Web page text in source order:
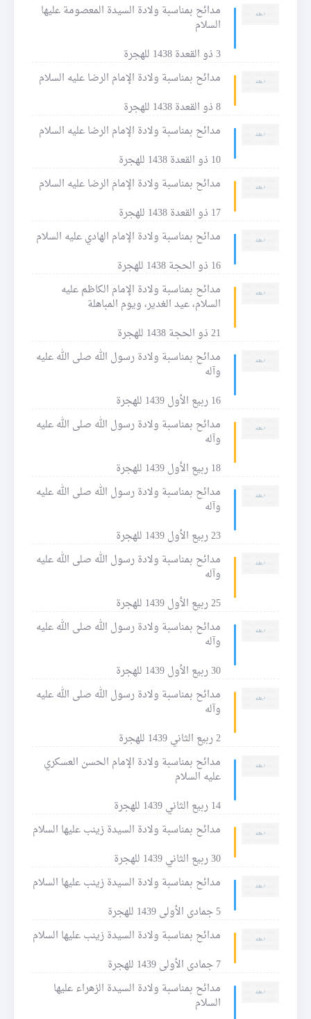
مدائح بمناسبة ولادة السيدة المعصومة عليها
السلام
3 ذو القعدة 1438 للهجرة
مدائح بمناسبة ولادة الإمام الرضا عليه السلام
8 ذو القعدة 1438 للهجرة
مدائح بمناسبة ولادة الإمام الرضا عليه السلام
10 ذو القعدة 1438 للهجرة
مدائح بمناسبة ولادة الإمام الرضا عليه السلام
17 ذو القعدة 1438 للهجرة
مدائح بمناسبة ولادة الإمام الهادي عليه السلام
16 ذو الحجة 1438 للهجرة
مدائح بمناسبة ولادة الإمام الكاظم عليه
السلام، عيد الغدير، ويوم المباهلة
21 ذو الحجة 1438 للهجرة
مدائح بمناسبة ولادة رسول الله صلى الله عليه
وآله
16 ربيع الأول 1439 للهجرة
مدائح بمناسبة ولادة رسول الله صلى الله عليه
وآله
18 ربيع الأول 1439 للهجرة
مدائح بمناسبة ولادة رسول الله صلى الله عليه
وآله
23 ربيع الأول 1439 للهجرة
مدائح بمناسبة ولادة رسول الله صلى الله عليه
وآله
25 ربيع الأول 1439 للهجرة
مدائح بمناسبة ولادة رسول الله صلى الله عليه
وآله
30 ربيع الأول 1439 للهجرة
مدائح بمناسبة ولادة رسول الله صلى الله عليه
وآله
2 ربيع الثاني 1439 للهجرة
مدائح بمناسبة ولادة الإمام الحسن العسكري
عليه السلام
14 ربيع الثاني 1439 للهجرة
مدائح بمناسبة ولادة السيدة زينب عليها السلام
30 ربيع الثاني 1439 للهجرة
مدائح بمناسبة ولادة السيدة زينب عليها السلام
5 جمادى الأولى 1439 للهجرة
مدائح بمناسبة ولادة السيدة زينب عليها السلام
7 جمادى الأولى 1439 للهجرة
مدائح بمناسبة ولادة السيدة الزهراء عليها
السلام